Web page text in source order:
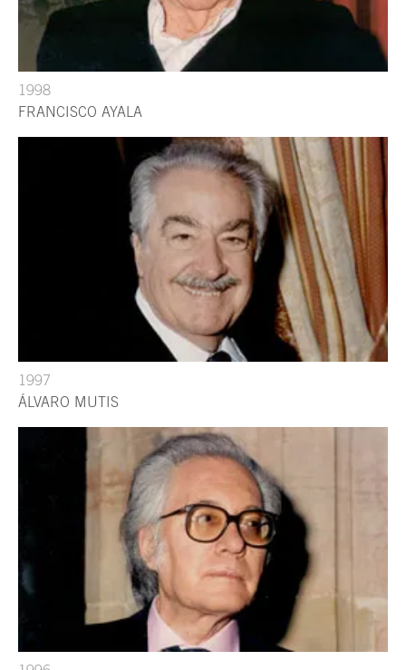
1998
FRANCISCO AYALA
1997
ÁLVARO MUTIS